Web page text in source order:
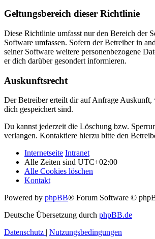
Geltungsbereich dieser Richtlinie
Diese Richtlinie umfasst nur den Bereich der
Software umfassen. Sofern der Betreiber in
seiner Software weitere personenbezogene
er dich darüber gesondert informieren.
Auskunftsrecht
Der Betreiber erteilt dir auf Anfrage Auskunft,
dich gespeichert sind.
Du kannst jederzeit die Löschung bzw.
verlangen. Kontaktiere hierzu bitte den
Internetseite Intranet
Alle Zeiten sind UTC+02:00
Alle Cookies löschen
Kontakt
Powered by phpBB® Forum Software ©
Deutsche Übersetzung durch phpBB.de
Datenschutz | Nutzungsbedingungen